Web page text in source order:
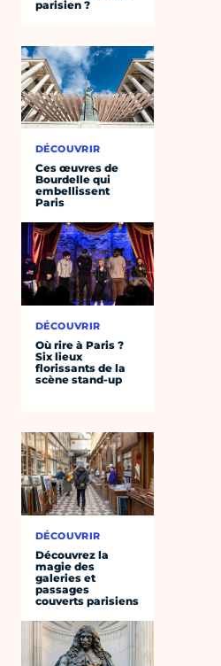
parisien ?
DÉCOUVRIR
Ces œuvres de
Bourdelle qui
embellissent
Paris
DÉCOUVRIR
Où rire à Paris ?
Six lieux
florissants de la
scène stand-up
DÉCOUVRIR
Découvrez la
magie des
galeries et
passages
couverts parisiens